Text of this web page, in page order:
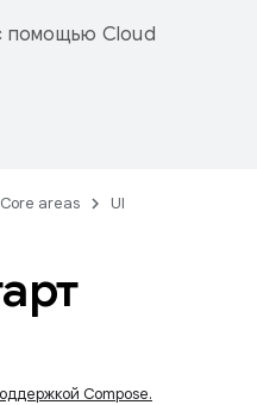
помощью Cloud
Core areas
UI
Compose.